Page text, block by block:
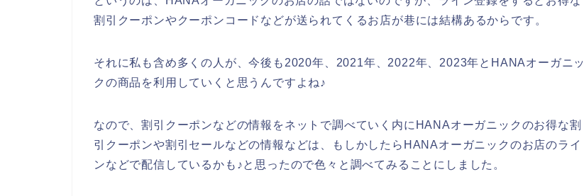
割引クーポンやクーポンコードなどが送られてくるお店が巷には結構あるからです。
それに私も含め多くの人が、今後も2020年、2021年、2022年、2023年とHANAオーガニッ
クの商品を利用していくと思うんですよね♪
なので、割引クーポンなどの情報をネットで調べていく内にHANAオーガニックのお得な割
引クーポンや割引セールなどの情報などは、もしかしたらHANAオーガニックのお店のライ
ンなどで配信しているかも♪と思ったので色々と調べてみることにしました。